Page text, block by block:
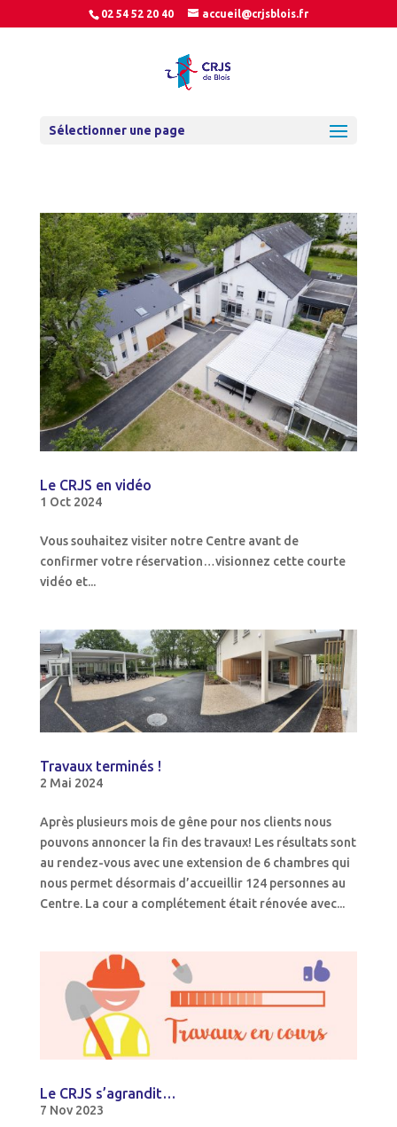
02 54 52 20 40 accueil@crjsblois.fr
Sélectionner une page
Le CRJS en vidéo
1 Oct 2024
Vous souhaitez visiter notre Centre avant de
confirmer votre réservation…visionnez cette courte
vidéo et...
Travaux terminés !
2 Mai 2024
Après plusieurs mois de gêne pour nos clients nous
pouvons annoncer la fin des travaux! Les résultats sont
au rendez-vous avec une extension de 6 chambres qui
nous permet désormais d’accueillir 124 personnes au
Centre. La cour a complétement était rénovée avec...
Le CRJS s’agrandit…
7 Nov 2023